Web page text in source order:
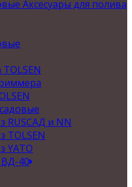
Аксесуары для полива
RUSСАД и NN
TOLSEN
YATO
40